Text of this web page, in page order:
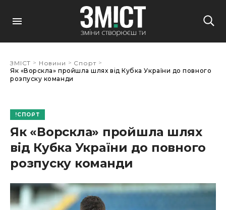
ЗМІСТ > Новини > Спорт >
Як «Ворскла» пройшла шлях від Кубка України до повного
розпуску команди
СПОРТ
Як «Ворскла» пройшла шлях
від Кубка України до повного
розпуску команди